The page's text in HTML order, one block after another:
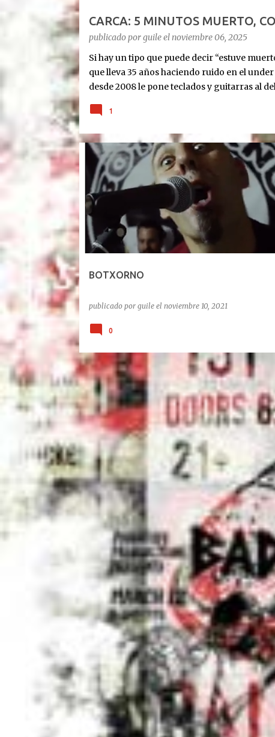
CARCA: 5 MINUTOS MUERTO,
publicado porguileelnoviembre 06, 2025
Si hay un tipo que puede decir “estuve
que lleva 35 años haciendo ruido en el
desde 2008 le pone teclados y guitarras al
últimas. 10 días antes de Navidad: para 5
tablet, guitarra y susurros a las 2 AM.
show SOLISTA en DOS AÑOS. “Quiero
escucharon”, tira Carca en el living de
Exultante en 3 frases: Rock setentoso +
1
BOTXORNO
publicado por guile el noviembre 10, 2021
BOTXORNO CADREITA
0